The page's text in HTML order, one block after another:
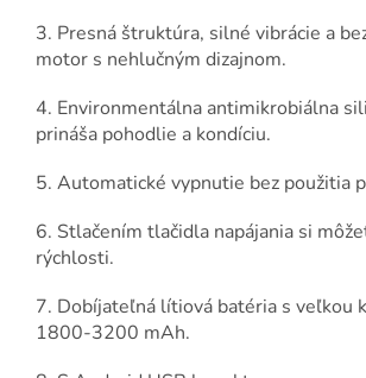
3. Presná štruktúra, silné vibrácie a
motor s nehlučným dizajnom.
4. Environmentálna antimikrobiálna
prináša pohodlie a kondíciu.
5. Automatické vypnutie bez použitia
6. Stlačením tlačidla napájania si
rýchlosti.
7. Dobíjateľná lítiová batéria s veľkou
1800-3200 mAh.